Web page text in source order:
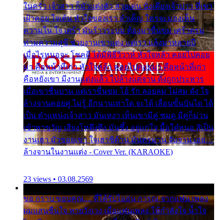
ในครัว เจ้าสาว ก็มัวแต่งตัว สวยเด่น นั่งเคียงเจ้าบ่าว ที่เขา
เฝ้าคอย ใจเต้น หัวใจของเรา ลำเค็ญ ใครจะมองเห็น
ความใน ใจ เศร้า มันร้าวระบม ต้องมาขื่นขม เศร้าตรม
ท่ามความสุขี ช่วยงานเขาแต่ง แต่เรา แล้งมาหลายปี
เมื่อไรหนอจะ โชคดี ได้มีพิธีวิวาห์ หัวใจหล้า คอยไปคอย
มา คือหน้าที่เก่า หัวใจหล้า คอยไปคอยมา คือหน้าที่เก่า
คือหยังเขา มีงานแต่งแล้ว ไปล้างแต่จาน ดั่งถูกประหาร
เมื่อเขาชื่นบาน แต่เราขื่นขม โอ้ รัก ลอยลม ไม่สม ดัง ใจ
ล้างจานคอยคู่ ไม่รู้ อีกนานเท่าใด จะได้ เลื่อนขั้นบันได ได้
เป็น ตำแหน่งเจ้าสาว มันเหงา เห็นเขามีคู่ ซมดู มีคู่ก็ม่วน
เข้าพาขวัญ เสียงโห่ตึงตึง มันซึ้ง อยู่แก่ใจ มื้อใด๋หนอ สิเป็น
งานเฮา มัวซอยเขา ใจเฮาซิด้าน มันทรมาน จับจาน เอย…
ล้างจานในงานแต่ง - Cover Ver. (KARAOKE)
23 views • 03.08.2569
ขอ กราบ ขอบคุณ.... ที่ได้รับไออุ่น การุณ จากแฟน เพลง
ผมแสนชื่นใจ หายวังเวง เมื่อแฟนเพลง ให้กำลังใจ น้ำใจ